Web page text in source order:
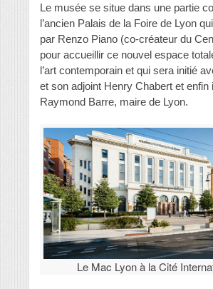
Le musée se situe dans une partie
l’ancien Palais de la Foire de Lyon
par Renzo Piano (co-créateur du
pour accueillir ce nouvel espace
l’art contemporain et qui sera initié
et son adjoint Henry Chabert et enfin
Raymond Barre, maire de Lyon.
Le Mac Lyon à la Cité